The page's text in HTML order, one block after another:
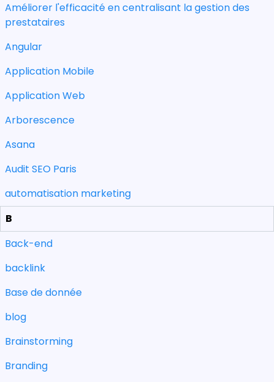
Améliorer l'efficacité en centralisant la gestion des
prestataires
Angular
Application Mobile
Application Web
Arborescence
Asana
Audit SEO Paris
automatisation marketing
B
Back-end
backlink
Base de donnée
blog
Brainstorming
Branding